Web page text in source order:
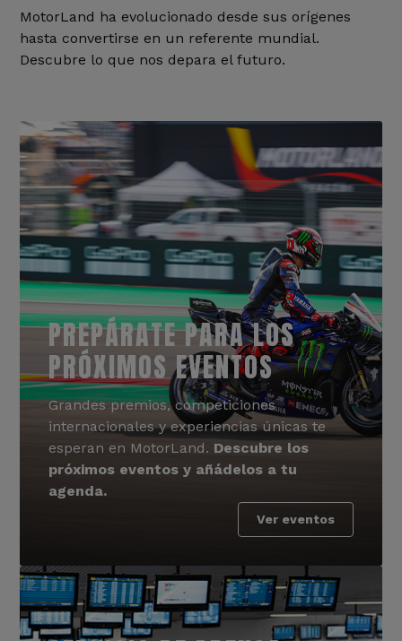
MotorLand ha evolucionado desde sus orígenes
hasta convertirse en un referente mundial.
Descubre lo que nos depara el futuro.
PREPÁRATE PARA LOS
PRÓXIMOS EVENTOS
Grandes premios, competiciones
internacionales y experiencias únicas te
esperan en MotorLand. Descubre los
próximos eventos y añádelos a tu
agenda.
Ver eventos